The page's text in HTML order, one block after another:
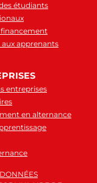
étudiants
financement
aux apprenants
entreprises
en alternance